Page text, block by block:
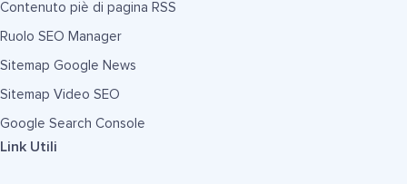
Contenuto piè di pagina RSS
Ruolo SEO Manager
Sitemap Google News
Sitemap Video SEO
Google Search Console
Link Utili